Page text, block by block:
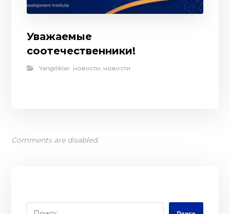
Уважаемые
соотечественники!
Yangiliklar, новости, новости
Comments are disabled.